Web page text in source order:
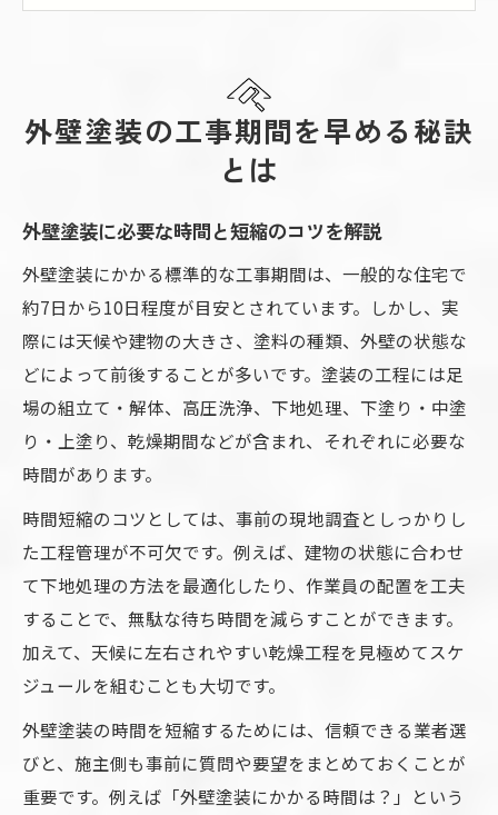
最適な乾燥時間で美しい外壁塗装を実現
外壁塗装の乾燥時間を守る重要性とは
塗装ごとの適切な乾燥時間を知るポイント
外壁塗装の上塗りと乾燥時間の関係を解説
乾燥不十分が外壁塗装に及ぼす影響とは
外壁塗装で乾燥時間を短縮するための工夫
雨の日に外壁塗装を進めるための工夫
外壁塗装は雨の日にできるのか解説
雨天時の外壁塗装で注意すべきポイント
外壁塗装の乾燥時間が雨で変わる理由
外壁塗装中に雨が降った場合の対処法
下塗りから中塗りまでの理想的な間隔
外壁塗装の下塗りと中塗り間隔の考え方
下塗り後の乾燥時間が外壁塗装に与える影
響
外壁塗装の中塗り開始に最適なタイミング
間隔が短すぎる外壁塗装のリスクとは
外壁塗装の仕上がりを左右する間隔管理法
高圧洗浄や足場作業も外壁塗装時間に影響
外壁塗装の工事期間を早める秘訣
とは
外壁塗装に必要な時間と短縮のコツを解説
外壁塗装にかかる標準的な工事期間は、一般的な住宅で
約7日から10日程度が目安とされています。しかし、実
際には天候や建物の大きさ、塗料の種類、外壁の状態な
どによって前後することが多いです。塗装の工程には足
場の組立て・解体、高圧洗浄、下地処理、下塗り・中塗
り・上塗り、乾燥期間などが含まれ、それぞれに必要な
時間があります。
時間短縮のコツとしては、事前の現地調査としっかりし
た工程管理が不可欠です。例えば、建物の状態に合わせ
て下地処理の方法を最適化したり、作業員の配置を工夫
することで、無駄な待ち時間を減らすことができます。
加えて、天候に左右されやすい乾燥工程を見極めてスケ
ジュールを組むことも大切です。
外壁塗装の時間を短縮するためには、信頼できる業者選
びと、施主側も事前に質問や要望をまとめておくことが
重要です。例えば「外壁塗装にかかる時間は？」という